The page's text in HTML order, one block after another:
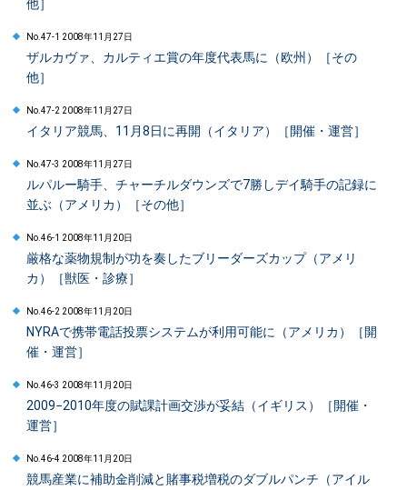
他］
No.47-1 2008年11月27日
ザルカヴァ、カルティエ賞の年度代表馬に（欧州）［その
他］
No.47-2 2008年11月27日
イタリア競馬、11月8日に再開（イタリア）［開催・運営］
No.47-3 2008年11月27日
ルパルー騎手、チャーチルダウンズで7勝しデイ騎手の記録に
並ぶ（アメリカ）［その他］
No.46-1 2008年11月20日
厳格な薬物規制が功を奏したブリーダーズカップ（アメリ
カ）［獣医・診療］
No.46-2 2008年11月20日
NYRAで携帯電話投票システムが利用可能に（アメリカ）［開
催・運営］
No.46-3 2008年11月20日
2009−2010年度の賦課計画交渉が妥結（イギリス）［開催・
運営］
No.46-4 2008年11月20日
競馬産業に補助金削減と賭事税増税のダブルパンチ（アイル